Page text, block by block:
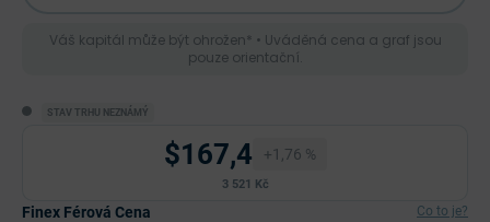
Váš kapitál může být ohrožen* • Uváděná cena a graf jsou
pouze orientační.
STAV TRHU NEZNÁMÝ
$167,4 +1,76 %
3 521 Kč
Finex Férová Cena
Co to je?